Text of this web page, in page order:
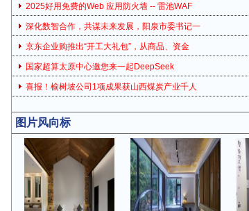
2025好用免费的Web 应用防火墙 -- 雷池WAF
深化数智合作，共谋未来发展，阳泉市委书记一
京东企业购推出“开工大礼包”，从商品、资金
国家超算太原中心邀您来一起DeepSeek
喜报！榆树坡公司1项成果获山西煤炭产业千人
图片风向标